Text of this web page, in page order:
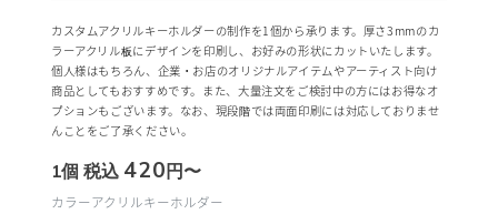
カスタムアクリルキーホルダーの制作を1個から承ります。厚さ3mmのカ
ラーアクリル板にデザインを印刷し、お好みの形状にカットいたします。
個人様はもちろん、企業・お店のオリジナルアイテムやアーティスト向け
商品としてもおすすめです。また、大量注文をご検討中の方にはお得なオ
プションもございます。なお、現段階では両面印刷には対応しておりませ
んことをご了承ください。
1個 税込 420円〜
カラーアクリルキーホルダー